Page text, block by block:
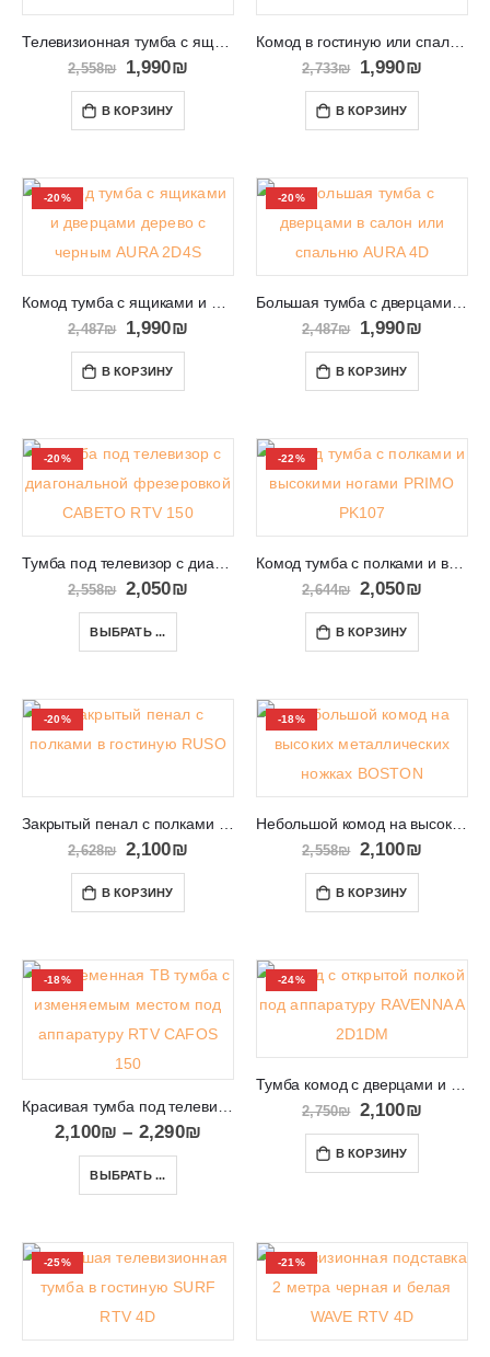
2,558₪ 1,990₪
В КОРЗИНУ
Комод в гостиную или спальню в деревенском стиле DORIAN DN2
2,733₪ 1,990₪
В КОРЗИНУ
-20%
2,487₪ 1,990₪
В КОРЗИНУ
-20%
2,487₪ 1,990₪
В КОРЗИНУ
-20%
2,558₪ 2,050₪
ВЫБРАТЬ ...
-22%
Комод тумба с полками и высокими ногами PRIMO PK107
2,644₪ 2,050₪
В КОРЗИНУ
-20%
2,628₪ 2,100₪
В КОРЗИНУ
-18%
Небольшой комод на высоких металлических ножках BOSTON 101
2,558₪ 2,100₪
В КОРЗИНУ
-18%
2,100₪ – 2,290₪
ВЫБРАТЬ ...
-24%
2,750₪ 2,100₪
В КОРЗИНУ
-25% -21%